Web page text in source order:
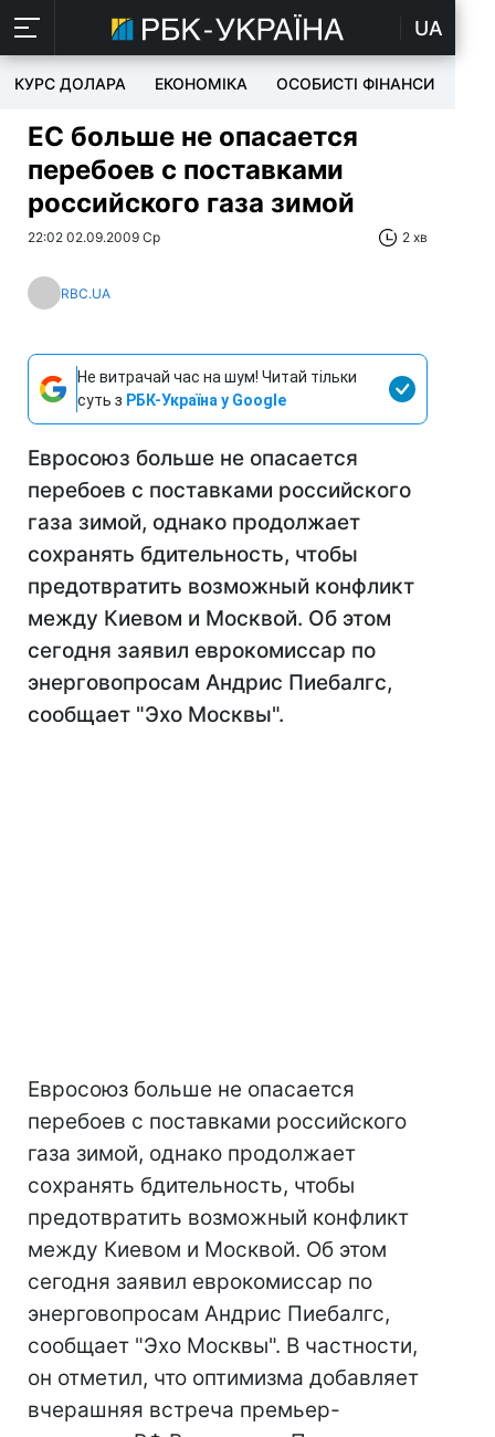
UA
КУРС ДОЛАРА ЕКОНОМІКА ОСОБИСТІ ФІНАНСИ
ЕС больше не опасается
перебоев с поставками
российского газа зимой
22:02 02.09.2009 Ср 2 хв
RBC.UA
Не витрачай час на шум! Читай тільки
суть з РБК-Україна у Google
Евросоюз больше не опасается
перебоев с поставками российского
газа зимой, однако продолжает
сохранять бдительность, чтобы
предотвратить возможный конфликт
между Киевом и Москвой. Об этом
сегодня заявил еврокомиссар по
энерговопросам Андрис Пиебалгс,
сообщает "Эхо Москвы".
Евросоюз больше не опасается
перебоев с поставками российского
газа зимой, однако продолжает
сохранять бдительность, чтобы
предотвратить возможный конфликт
между Киевом и Москвой. Об этом
сегодня заявил еврокомиссар по
энерговопросам Андрис Пиебалгс,
сообщает "Эхо Москвы". В частности,
он отметил, что оптимизма добавляет
вчерашняя встреча премьер-